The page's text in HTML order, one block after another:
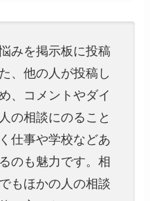
みを掲示板に投稿
、他の人が投稿し
、コメントやダイ
の相談にのること
仕事や学校などあ
のも魅力です。相
もほかの人の相談